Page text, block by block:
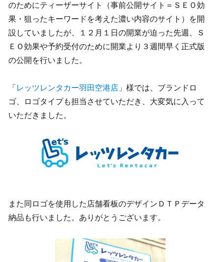
のためにティーザーサイト（事前公開サイト＝ＳＥＯ効
果・狙ったキーワードを考えた濃い内容のサイト）を開
設していましたが、１２月１日の開業が迫った先週、Ｓ
ＥＯ効果や予約受付のために開業より３週間早く正式版
の公開を行いました。
「 レッツレンタカー羽田空港店」様では、ブランドロ
ゴ、ロゴタイプも担当させていただき、大変気に入って
いただきました。
また同ロゴを使用した店舗看板のデザインＤＴＰデータ
納品も行いました。ありがとうございます。